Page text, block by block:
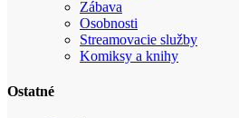
Zábava
Osobnosti
Streamovacie služby
Komiksy a knihy
Ostatné